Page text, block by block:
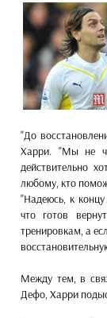
"До
Харри. "Мы не
действительно
любому, кто
"Надеюсь, к
что готов
тренировкам, а
Между тем, в
Дефо, Харри